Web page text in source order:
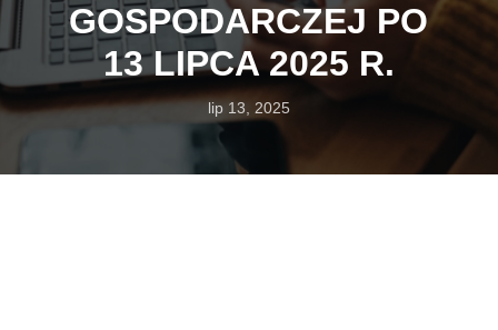
GOSPODARCZEJ PO
13 LIPCA 2025 R.
lip 13, 2025